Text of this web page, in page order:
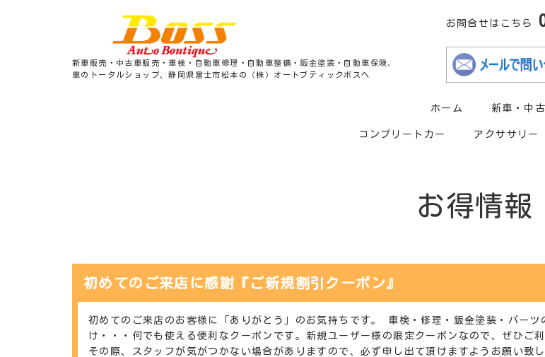
新車販売・中古車販売・車検・自動車修理・自動車整備・鈑金塗装・自動車保険、
車のトータルショップ、静岡県富士市松本の（株）オートブティックボスへ
お問合せはこちら
ホーム 新車・中
コンプリートカー アクササリー
お得情報
初めてのご来店に感謝『ご新規割引クーポン』
初めてのご来店のお客様に「ありがとう」のお気持ちです。 車検・修理・鈑金塗装・パーツ
け・・・何でも使える便利なクーポンです。新規ユーザー様の限定クーポンなので、ぜひご利
その際、スタッフが気がつかない場合がありますので、必ず申し出て頂けますようお願い致し